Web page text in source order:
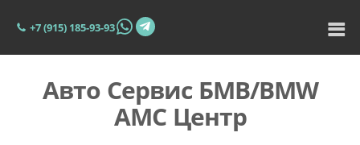
+7 (915) 185-93-93
Авто Сервис БМВ/BMW
АМС Центр